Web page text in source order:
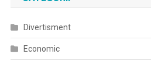
Divertisment
Economic